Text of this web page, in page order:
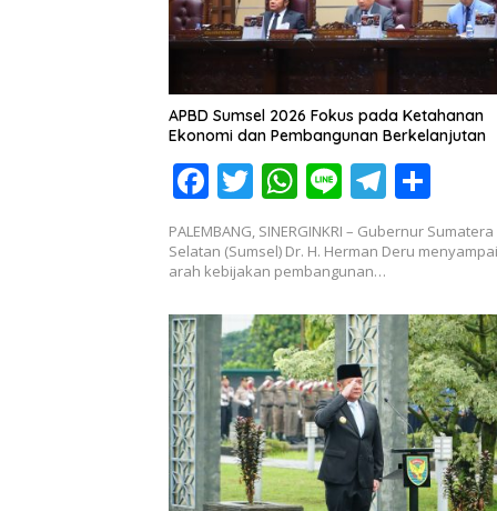
APBD Sumsel 2026 Fokus pada Ketahanan
Ekonomi dan Pembangunan Berkelanjutan
F
ac
e
b
o
o
k
T
w
itt
er
W
h
at
s
A
p
p
Li
n
e
T
el
e
a
m
h
ar
PALEMBANG, SINERGINKRI – Gubernur Sumatera
Selatan (Sumsel) Dr. H. Herman Deru
arah kebijakan pembangunan…